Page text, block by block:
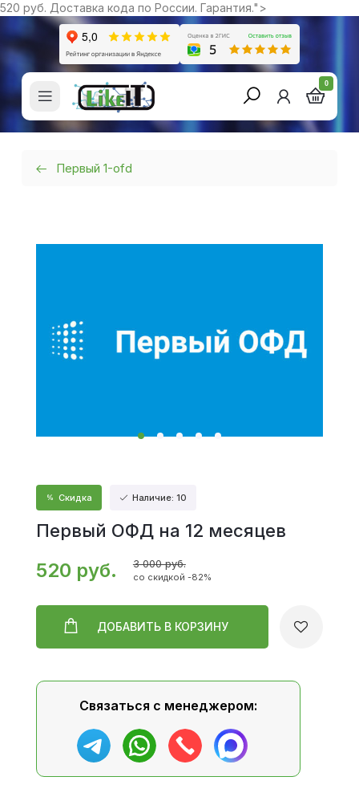
520 руб. Доставка кода по России. Гарантия.">
0
Первый 1-ofd
Скидка Наличие: 10
Первый ОФД на 12 месяцев
520 руб. 3 000 руб.
со скидкой -82%
ДОБАВИТЬ В КОРЗИНУ
Связаться с менеджером: